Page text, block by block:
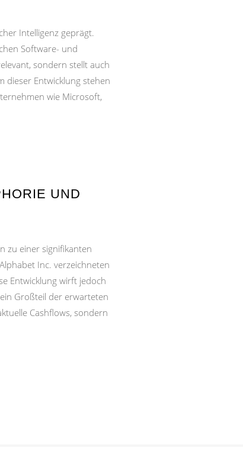
Intelligenz geprägt.
Software- und
sondern stellt auch
dieser Entwicklung stehen
wie Microsoft,
UND
zu einer signifikanten
Inc. verzeichneten
Entwicklung wirft jedoch
Großteil der erwarteten
Cashflows, sondern